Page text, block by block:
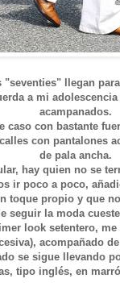
"seventies" llegan
a mi
acampanados.
caso con bastante
con pantalones
de pala ancha.
hay quien no se
ir poco a poco,
toque propio y que
seguir la moda
look setentero,
acompañado
se sigue llevando
tipo inglés, en